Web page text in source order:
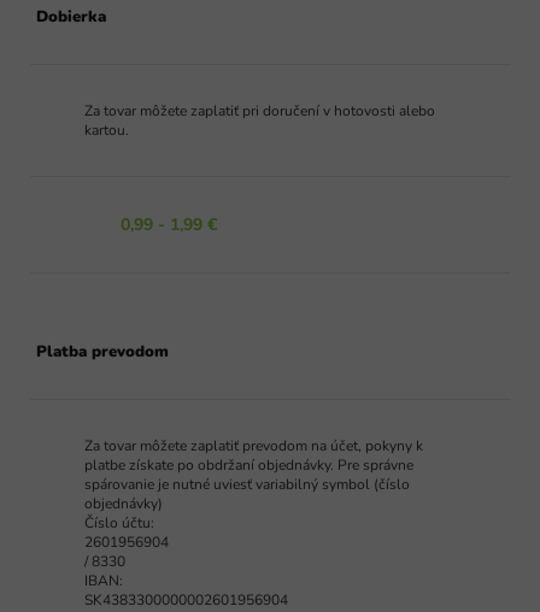
Dobierka
Za tovar môžete zaplatiť pri doručení v hotovosti alebo
kartou.
0,99 - 1,99 €
Platba prevodom
Za tovar môžete zaplatiť prevodom na účet, pokyny k
platbe získate po obdržaní objednávky. Pre správne
spárovanie je nutné uviesť variabilný symbol (číslo
objednávky)
Číslo účtu:
2601956904
/ 8330
IBAN:
SK4383300000002601956904